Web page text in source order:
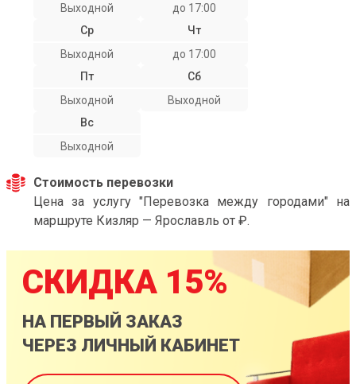
Выходной
до 17:00
Ср
Выходной
Чт
до 17:00
Пт
Выходной
Сб
Выходной
Вс
Выходной
Стоимость перевозки
Цена за услугу "Перевозка между городами" на
маршруте Кизляр — Ярославль от ₽.
СКИДКА 15%
НА ПЕРВЫЙ ЗАКАЗ
ЧЕРЕЗ ЛИЧНЫЙ КАБИНЕТ